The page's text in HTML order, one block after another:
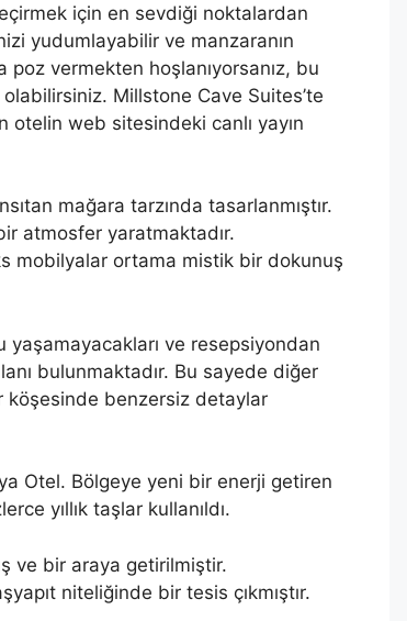
için en sevdiği noktalardan
yudumlayabilir ve manzaranın
poz vermekten hoşlanıyorsanız, bu
Millstone Cave Suites’te
otelin web sitesindeki canlı yayın
mağara tarzında tasarlanmıştır.
atmosfer yaratmaktadır.
mobilyalar ortama mistik bir dokunuş
yaşamayacakları ve resepsiyondan
bulunmaktadır. Bu sayede diğer
köşesinde benzersiz detaylar
Otel. Bölgeye yeni bir enerji getiren
yıllık taşlar kullanıldı.
ve bir araya getirilmiştir.
niteliğinde bir tesis çıkmıştır.